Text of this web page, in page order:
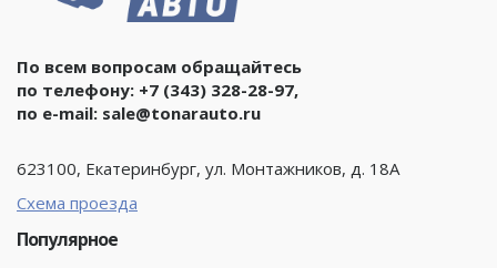
По всем вопросам обращайтесь
по телефону: +7 (343) 328-28-97,
по e-mail: sale@tonarauto.ru
623100, Екатеринбург, ул. Монтажников, д. 18А
Схема проезда
Популярное